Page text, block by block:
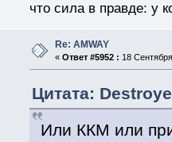
что сила в правде: у
Re: AMWAY
« Ответ #5952 : 18
Цитата:
Или ККМ или